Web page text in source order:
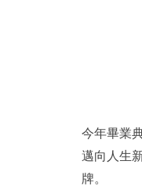
今年畢業
邁向人生
牌。